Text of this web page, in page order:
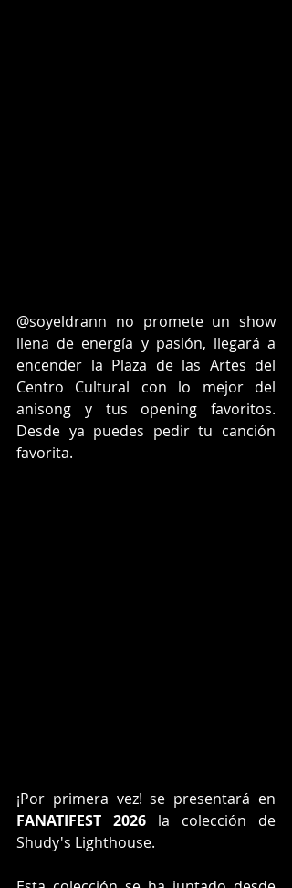
@soyeldrann no promete un show
llena de energía y pasión, llegará a
encender la Plaza de las Artes del
Centro Cultural con lo mejor del
anisong y tus opening favoritos.
Desde ya puedes pedir tu canción
favorita.
FANATIFEST 2026 la colección de
Shudy's Lighthouse.